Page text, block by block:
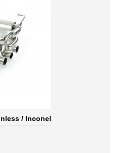
/ Inconel